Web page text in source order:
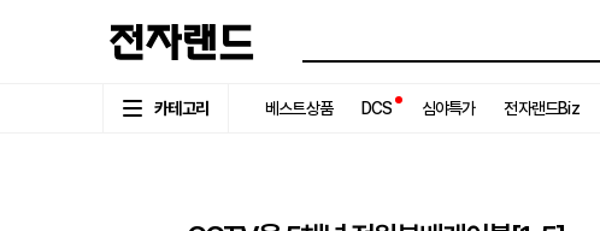
카테고리 베스트상품 DCS 심야특가 전자랜드Biz